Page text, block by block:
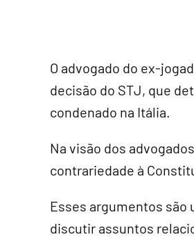
O advogado do ex-
decisão do STJ, que
condenado na Itália.
Na visão dos
contrariedade à
Esses argumentos são
discutir assuntos